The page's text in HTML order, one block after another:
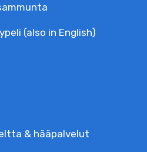
(also in English)
& hääpalvelut